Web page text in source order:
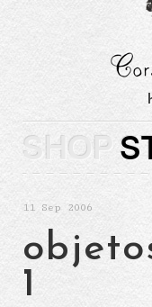
SHOP
11 Sep 2006
1